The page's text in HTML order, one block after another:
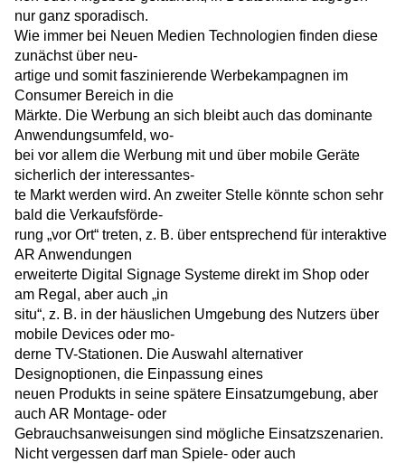
nur ganz sporadisch.
Wie immer bei Neuen Medien Technologien finden diese
zunächst über neu-
artige und somit faszinierende Werbekampagnen im
Consumer Bereich in die
Märkte. Die Werbung an sich bleibt auch das dominante
Anwendungsumfeld, wo-
bei vor allem die Werbung mit und über mobile Geräte
sicherlich der interessantes-
te Markt werden wird. An zweiter Stelle könnte schon sehr
bald die Verkaufsförde-
rung „vor Ort“ treten, z. B. über entsprechend für interaktive
AR Anwendungen
erweiterte Digital Signage Systeme direkt im Shop oder
am Regal, aber auch „in
situ“, z. B. in der häuslichen Umgebung des Nutzers über
mobile Devices oder mo-
derne TV-Stationen. Die Auswahl alternativer
Designoptionen, die Einpassung eines
neuen Produkts in seine spätere Einsatzumgebung, aber
auch AR Montage- oder
Gebrauchsanweisungen sind mögliche Ein­satzszenarien.
Nicht vergessen darf man Spiele- oder auch